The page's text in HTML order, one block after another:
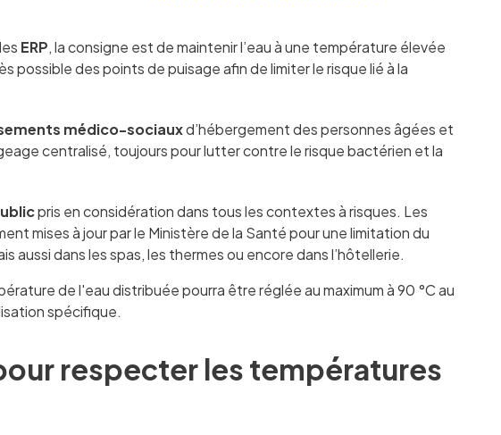
ERP, la consigne est de maintenir l’eau à une température élevée
possible des points de puisage afin de limiter le risque lié à la
médico-sociauxd’hébergement des personnes âgées et
centralisé, toujours pour lutter contre le risque bactérien et la
pris en considération dans tous les contextes à risques. Les
mises à jour par le Ministère de la Santé pour une limitation du
aussi dans les spas, les thermes ou encore dans l’hôtellerie.
de l'eau distribuée pourra être réglée au maximum à 90 °C au
spécifique.
respecter les températures